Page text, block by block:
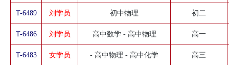
T-6489 刘学员 初中物理 初二
T-6486 刘学员 高中数学 - 高中物理 高一
T-6483 女学员 - 高中物理 - 高中化学 高三